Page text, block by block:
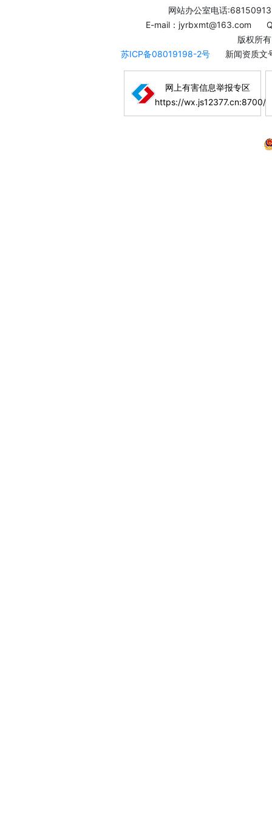
网站办公室电话:68150913
E-mail：jyrbxmt@163.com
版权所
苏ICP备08019198-2号
新闻资质
网上有害信息举报专区
https://wx.js12377.cn:8700/